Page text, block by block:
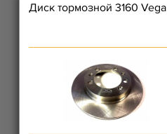
Диск тормозной 3160 Vega